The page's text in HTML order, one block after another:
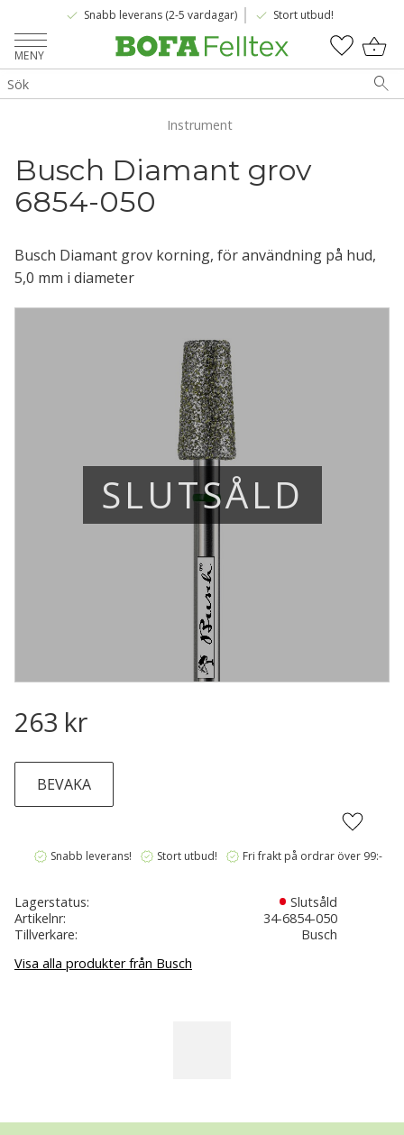
Meny
done Snabb leverans (2-5 vardagar) done Stort utbud!
Instrument
Busch Diamant grov
6854-050
Busch Diamant grov korning, för användning på hud,
5,0 mm i diameter
SLUTSÅLD
263 kr
Lägg till
verified Snabb leverans! verified Stort utbud! verified Fri frakt på ordrar över 99:-
BEVAKA
Lagerstatus
Slutsåld
Artikelnr
34-6854-050
Tillverkare
Busch
Visa alla produkter från Busch